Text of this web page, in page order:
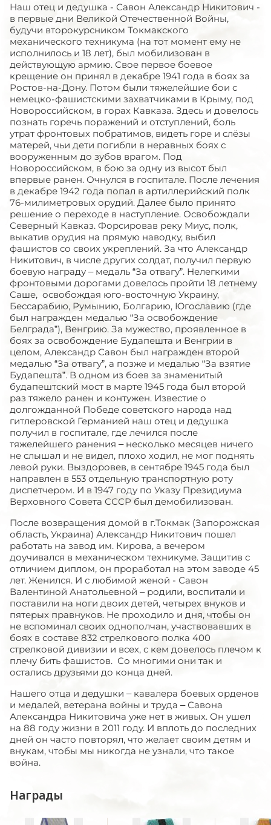
Наш отец и дедушка - Савон Александр Никитович -
в первые дни Великой Отечественной Войны,
будучи второкурсником Токмакского
механического техникума (на тот момент ему не
исполнилось и 18 лет), был мобилизован в
действующую армию. Свое первое боевое
крещение он принял в декабре 1941 года в боях за
Ростов-на-Дону. Потом были тяжелейшие бои с
немецко-фашистскими захватчиками в Крыму, под
Новороссийском, в горах Кавказа. Здесь и довелось
познать горечь поражений и отступлений, боль
утрат фронтовых побратимов, видеть горе и слёзы
матерей, чьи дети погибли в неравных боях с
вооруженным до зубов врагом. Под
Новороссийском, в бою за одну из высот был
впервые ранен. Очнулся в госпитале. После лечения
в декабре 1942 года попал в артиллерийский полк
76-милиметровых орудий. Далее было принято
решение о переходе в наступление. Освобождали
Северный Кавказ. Форсировав реку Миус, полк,
выкатив орудия на прямую наводку, выбил
фашистов со своих укреплений. За что Александр
Никитович, в числе других солдат, получил первую
боевую награду – медаль “За отвагу”. Нелегкими
фронтовыми дорогами довелось пройти 18 летнему
Саше, освобождая юго-восточную Украину,
Бессарабию, Румынию, Болгарию, Югославию (где
был награжден медалью “За освобождение
Белграда”), Венгрию. За мужество, проявленное в
боях за освобождение Будапешта и Венгрии в
целом, Александр Савон был награжден второй
медалью “За отвагу”, а позже и медалью “За взятие
Будапешта”. В одном из боев за знаменитый
будапештский мост в марте 1945 года был второй
раз тяжело ранен и контужен. Известие о
долгожданной Победе советского народа над
гитлеровской Германией наш отец и дедушка
получил в госпитале, где лечился после
тяжелейшего ранения – несколько месяцев ничего
не слышал и не видел, плохо ходил, не мог поднять
левой руки. Выздоровев, в сентябре 1945 года был
направлен в 553 отдельную транспортную роту
диспетчером. И в 1947 году по Указу Президиума
Верховного Совета СССР был демобилизован.
После возвращения домой в г.Токмак (Запорожская
область, Украина) Александр Никитович пошел
работать на завод им. Кирова, а вечером
доучивался в механическом техникуме. Защитив с
отличием диплом, он проработал на этом заводе 45
лет. Женился. И с любимой женой - Савон
Валентиной Анатольевной – родили, воспитали и
поставили на ноги двоих детей, четырех внуков и
пятерых правнуков. Не проходило и дня, чтобы он
не вспоминал своих однополчан, участвовавших в
боях в составе 832 стрелкового полка 400
стрелковой дивизии и всех, с кем довелось плечом к
плечу бить фашистов. Со многими они так и
остались друзьями до конца дней.
Нашего отца и дедушки – кавалера боевых орденов
и медалей, ветерана войны и труда – Савона
Александра Никитовича уже нет в живых. Он ушел
на 88 году жизни в 2011 году. И вплоть до последних
дней он часто повторял, что желает своим детям и
внукам, чтобы мы никогда не узнали, что такое
война.
Награды